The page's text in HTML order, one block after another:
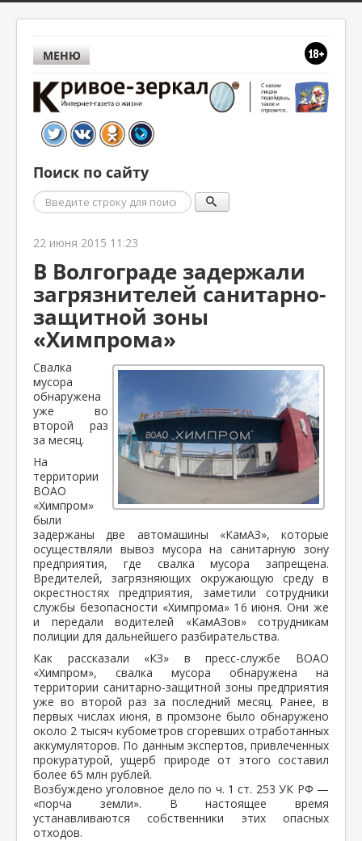
МЕНЮ
Поиск по сайту
Поиск
22 июня 2015 11:23
В Волгограде задержали
загрязнителей санитарно-
защитной зоны
«Химпрома»
Свалка
мусора
обнаружена
уже во
второй раз
за месяц.
На
территории
ВОАО
«Химпром»
были
задержаны две автомашины «КамАЗ», которые
осуществляли вывоз мусора на санитарную зону
предприятия, где свалка мусора запрещена.
Вредителей, загрязняющих окружающую среду в
окрестностях предприятия, заметили сотрудники
службы безопасности «Химпрома» 16 июня. Они же
и передали водителей «КамАЗов» сотрудникам
полиции для дальнейшего разбирательства.
Как рассказали «КЗ» в пресс-службе ВОАО
«Химпром», свалка мусора обнаружена на
территории санитарно-защитной зоны предприятия
уже во второй раз за последний месяц. Ранее, в
первых числах июня, в промзоне было обнаружено
около 2 тысяч кубометров сгоревших отработанных
аккумуляторов. По данным экспертов, привлеченных
прокуратурой, ущерб природе от этого составил
более 65 млн рублей.
Возбуждено уголовное дело по ч. 1 ст. 253 УК РФ —
«порча земли». В настоящее время
устанавливаются собственники этих опасных
отходов.